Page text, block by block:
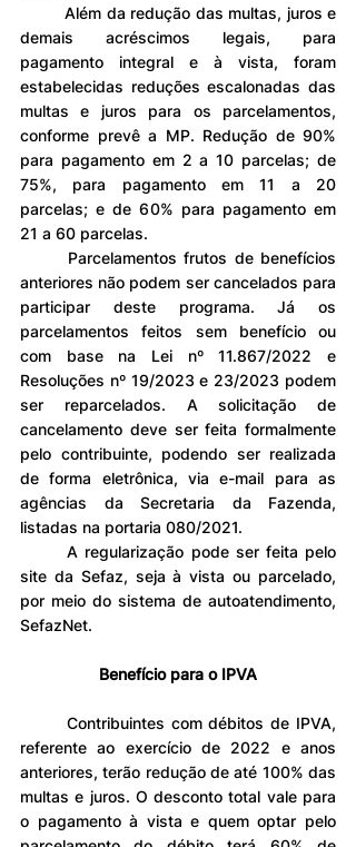
	Além da redução das multas, juros e
demais acréscimos legais, para
pagamento integral e à vista, foram
estabelecidas reduções escalonadas das
multas e juros para os parcelamentos,
conforme prevê a MP. Redução de 90%
para pagamento em 2 a 10 parcelas; de
75%, para pagamento em 11 a 20
parcelas; e de 60% para pagamento em
21 a 60 parcelas.
anteriores não podem ser cancelados para
participar deste programa. Já os
parcelamentos feitos sem benefício ou
com base na Lei nº 11.867/2022 e
Resoluções nº 19/2023 e 23/2023 podem
ser reparcelados. A solicitação de
cancelamento deve ser feita formalmente
pelo contribuinte, podendo ser realizada
de forma eletrônica, via e-mail para as
agências da Secretaria da Fazenda,
listadas na portaria 080/2021.
	A regularização pode ser feita pelo
site da Sefaz, seja à vista ou parcelado,
por meio do sistema de autoatendimento,
SefazNet.
Benefício para o IPVA
referente ao exercício de 2022 e anos
anteriores, terão redução de até 100% das
multas e juros. O desconto total vale para
o pagamento à vista e quem optar pelo